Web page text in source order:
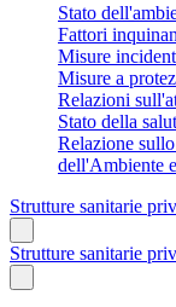
Stato
Fattori
Misure
Misure a
Relazioni
Stato della
Relazione
dell'Ambiente
Strutture sanitarie
Strutture sanitarie